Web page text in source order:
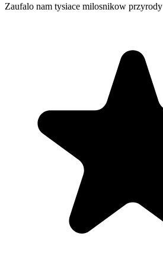
Zaufalo nam tysiace milosnikow przyrody